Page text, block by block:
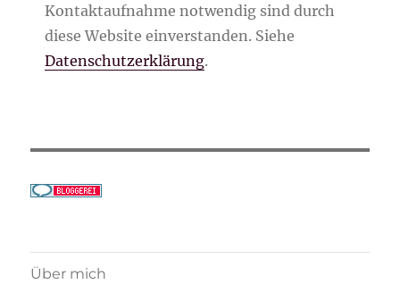
Kontaktaufnahme notwendig sind durch
diese Website einverstanden. Siehe
Datenschutzerklärung.
Über mich